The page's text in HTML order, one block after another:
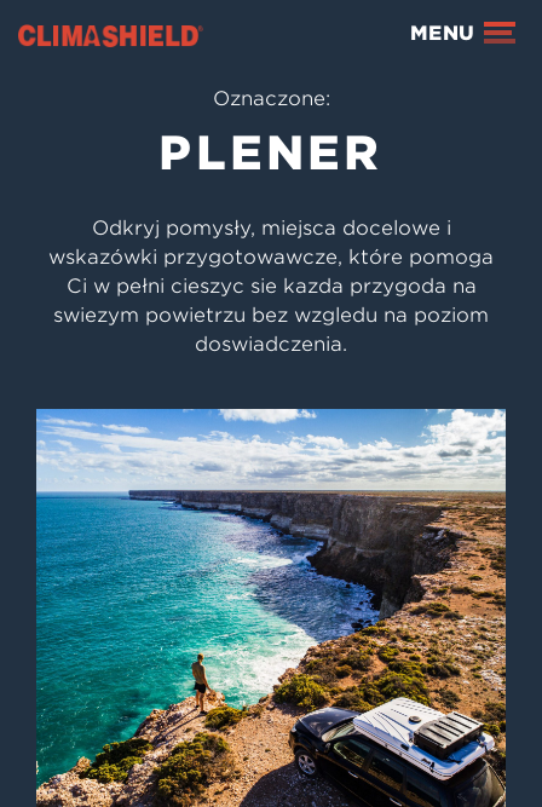
Climashield® MENU
Oznaczone:
PLENER
Odkryj pomysły, miejsca docelowe i
wskazówki przygotowawcze, które pomogą
Ci w pełni cieszyć się każdą przygodą na
świeżym powietrzu bez względu na poziom
doświadczenia.